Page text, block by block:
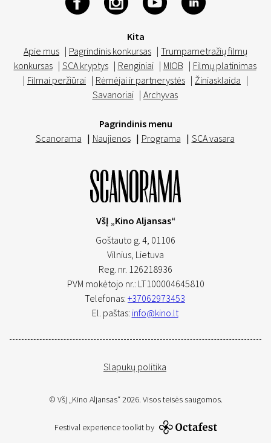
Kita
Apie mus | Pagrindinis konkursas | Trumpametražių filmų
konkursas | SCA kryptys | Renginiai | MIOB | Filmų platinimas
| Filmai peržiūrai | Rėmėjai ir partnerystės | Žiniasklaida |
Savanoriai | Archyvas
Pagrindinis menu
Scanorama | Naujienos | Programa | SCA vasara
VšĮ „Kino Aljansas“
Goštauto g. 4, 01106
Vilnius, Lietuva
Reg. nr. 126218936
PVM mokėtojo nr.: LT100004645810
Telefonas: +37062973453
El. paštas: info@kino.lt
Slapukų politika
© VšĮ „Kino Aljansas“ 2026. Visos teisės saugomos.
Festival experience toolkit by